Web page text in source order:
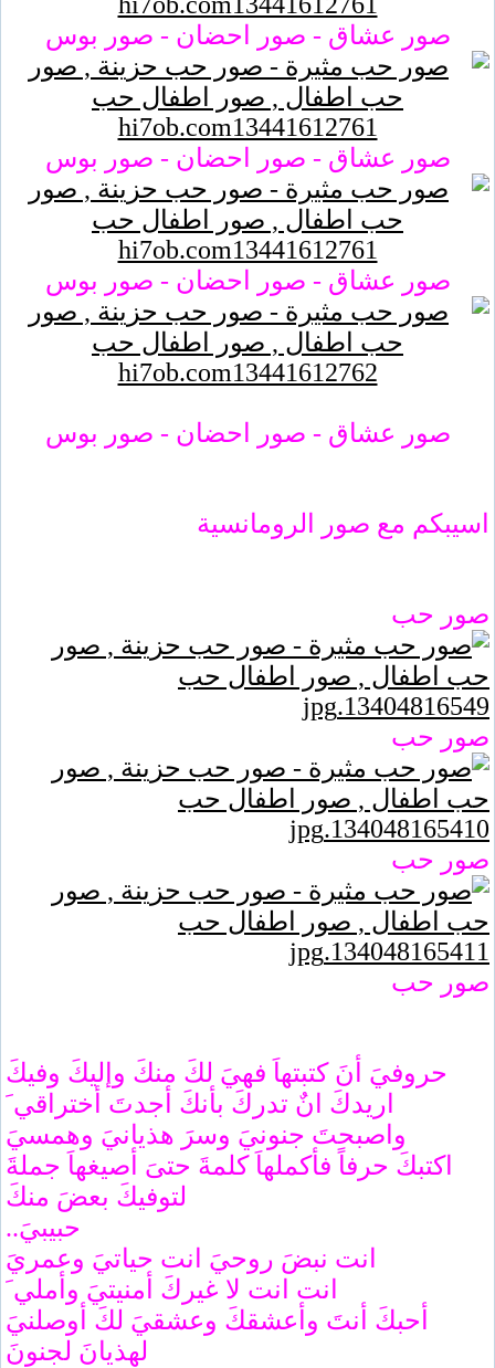
صور عشاق - صور احضان - صور بوس
صور عشاق - صور احضان - صور بوس
صور عشاق - صور احضان - صور بوس
صور عشاق - صور احضان - صور بوس
اسيبكم مع صور الرومانسية
صور حب
صور حب
صور حب
صور حب
حروفيَ أنَ كتبتهاَ فهيَ لكَ منكَ وإليكَ وفيكَ
اريدكَ انٌ تدركَ بأنكَ أجدتَ أختراقي َ
واصبحتَ جنونيَ وسرَ هذيانيَ وهمسيَ
اكتبكَ حرفاً فأكملهاَ كلمةَ حتىَ أصيغهاَ جملةَ
لتوفيكَ بعضَ منكَ
حبيبيَ..
انت نبضَ روحيَ انت حياتيَ وعمريَ
انت انت لا غيركَ أمنيتيَ وأملي َ
أحبكَ أنتَ وأعشقكَ وعشقيَ لكَ أوصلنيَ
لهذيانَ لجنونَ